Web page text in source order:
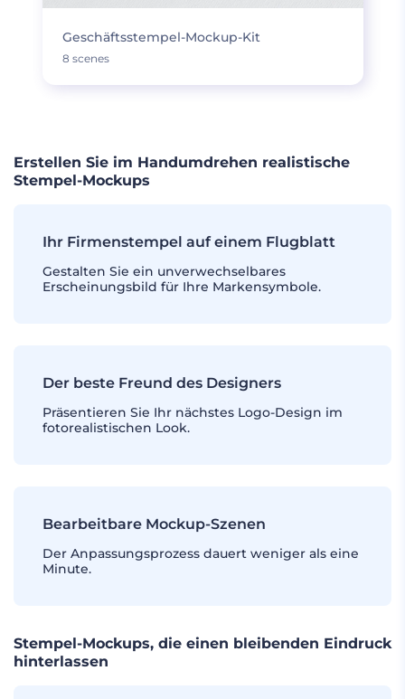
Geschäftsstempel-Mockup-Kit
8 scenes
Erstellen Sie im Handumdrehen realistische
Stempel-Mockups
Ihr Firmenstempel auf einem Flugblatt
Gestalten Sie ein unverwechselbares
Erscheinungsbild für Ihre Markensymbole.
Der beste Freund des Designers
Präsentieren Sie Ihr nächstes Logo-Design im
fotorealistischen Look.
Bearbeitbare Mockup-Szenen
Der Anpassungsprozess dauert weniger als eine
Minute.
Stempel-Mockups, die einen bleibenden Eindruck
hinterlassen